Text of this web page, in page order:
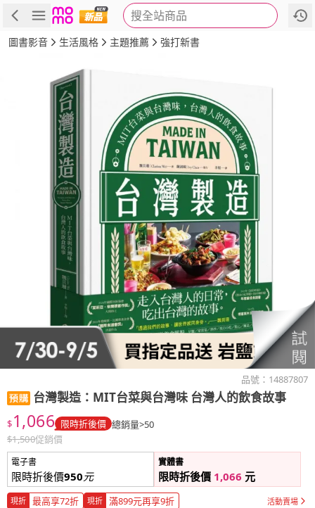
搜全站商品
商品 評價 簡介 詳細資訊
圖書影音 生活風格 主題推薦 強打新書
品號： 14887807
台灣製造：MIT台菜與台灣味 台灣人的飲食故事
$1,066 限時折後價 總銷量>50
$1,500促銷價
電子書
限時折後價950元
實體書
限時折後價 1,066 元
現折 最高享72折 現折 滿899元再享9折 活動賣場